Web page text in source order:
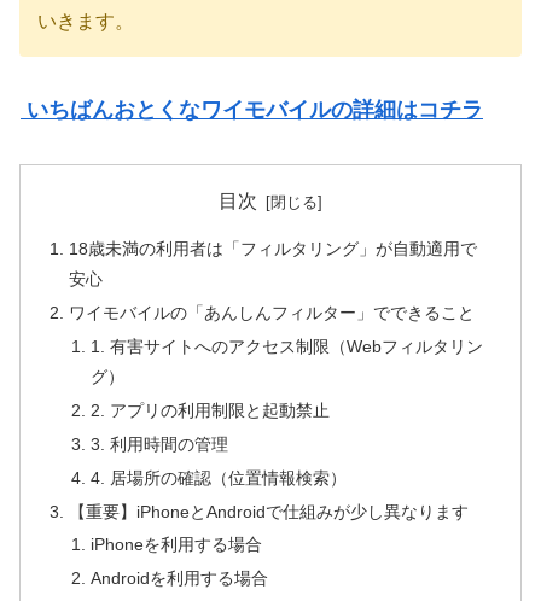
いきます。
いちばんおとくなワイモバイルの詳細はコチラ
目次
18歳未満の利用者は「フィルタリング」が自動適用で
安心
ワイモバイルの「あんしんフィルター」でできること
1. 有害サイトへのアクセス制限（Webフィルタリン
グ）
2. アプリの利用制限と起動禁止
3. 利用時間の管理
4. 居場所の確認（位置情報検索）
【重要】iPhoneとAndroidで仕組みが少し異なります
iPhoneを利用する場合
Androidを利用する場合